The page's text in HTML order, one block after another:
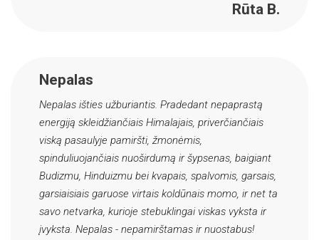
Rūta B.
Nepalas
Nepalas išties užburiantis. Pradedant nepaprastą
energiją skleidžiančiais Himalajais, priverčiančiais
viską pasaulyje pamiršti, žmonėmis,
spinduliuojančiais nuoširdumą ir šypsenas, baigiant
Budizmu, Hinduizmu bei kvapais, spalvomis, garsais,
garsiaisiais garuose virtais koldūnais momo, ir net ta
savo netvarka, kurioje stebuklingai viskas vyksta ir
įvyksta. Nepalas - nepamirštamas ir nuostabus!